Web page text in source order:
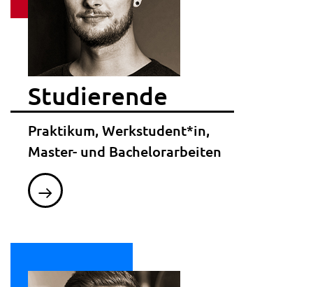
Studierende
Praktikum, Werkstudent*in,
Master- und Bachelorarbeiten